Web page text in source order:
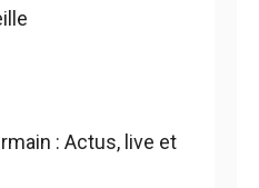
: Actus, live et